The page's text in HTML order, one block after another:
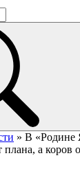
» В «Родине
а коров